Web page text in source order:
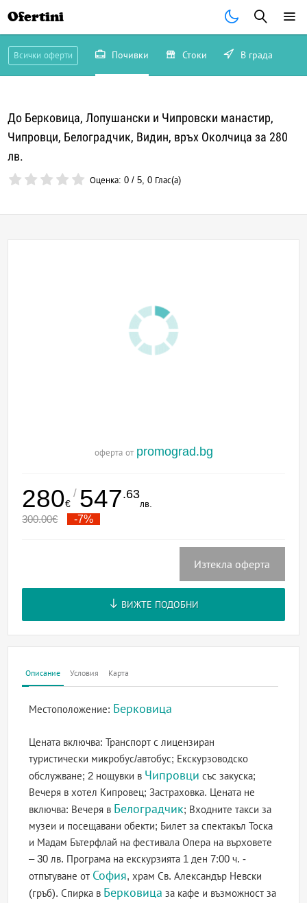
Ofertini
Всички оферти Почивки Стоки В града
До Берковица, Лопушански и Чипровски манастир,
Чипровци, Белоградчик, Видин, връх Околчица за 280
лв.
Оценка:0 /5,0 Глас(а)
оферта от promograd.bg
280€
/ 547.63
лв.
300.00€ -7%
Изтекла оферта
ВИЖТЕ ПОДОБНИ
Описание Условия Карта
Местоположение: Берковица
Цената включва: Транспорт с лицензиран
туристически микробус/автобус; Екскурзоводско
обслужване; 2 нощувки в Чипровци със закуска;
Вечеря в хотел Кипровец; Застраховка. Цената не
включва: Вечеря в Белоградчик; Входните такси за
музеи и посещавани обекти; Билет за спектакъл Тоска
и Мадам Бътерфлай на фестивала Опера на върховете
– 30 лв. Програма на екскурзията 1 ден 7:00 ч. -
отпътуване от София, храм Св. Александър Невски
(гръб). Спирка в Берковица за кафе и възможност за